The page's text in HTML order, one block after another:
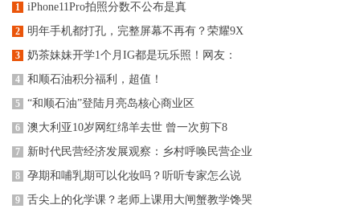
1 iPhone11Pro拍照分数不公布是真
2 明年手机都打孔，完整屏幕不再有？荣耀9X
3 奶茶妹妹开学1个月IG都是玩乐照！网友：
4 和顺石油积分福利，超值！
5 “和顺石油”登陆月亮岛核心商业区
6 澳大利亚10岁网红绵羊去世 曾一次剪下8
7 新时代民营经济发展观察：乡村呼唤民营企业
8 孕期和哺乳期可以化妆吗？听听专家怎么说
9 舌尖上的化学课？老师上课用大闸蟹教学馋哭